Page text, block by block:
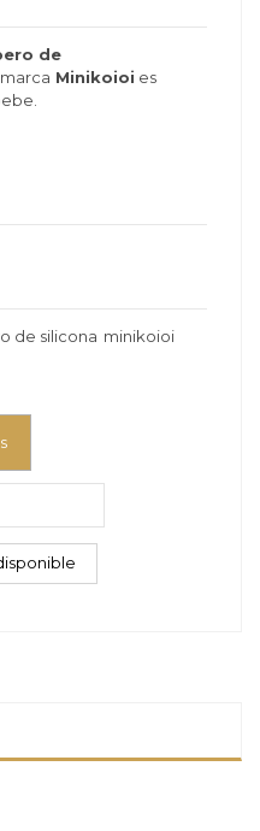
de
Minikoioi es
de silicona minikoioi